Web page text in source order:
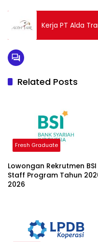
Kerja PT Alda
Related Posts
Fresh Graduate
Lowongan Rekrutmen BSI
Staff Program Tahun
2026